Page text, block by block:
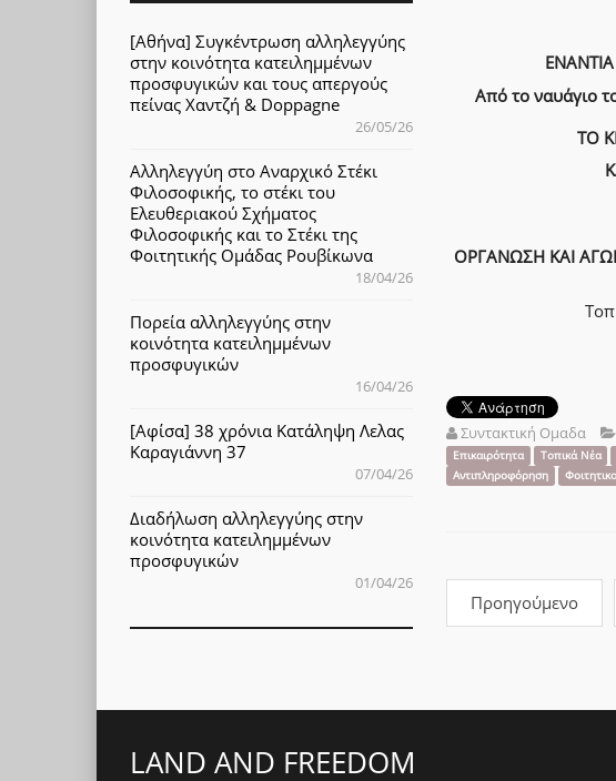
Από το ναυάγιο
ΤΟ
ΟΡΓΑΝΩΣΗ ΚΑΙ
Συντακτική Ομαδα
Επικαιρότητα Τοπικά Νέα
Αντιπληροφόρηση
Προηγούμενο
[Αθήνα] Συγκέντρωση αλληλεγγύης
στην κοινότητα κατειλημμένων
προσφυγικών και τους απεργούς
πείνας Χαντζή & Doppagne
26/05/26
Αλληλεγγύη στο Αναρχικό Στέκι
Φιλοσοφικής, το στέκι του
Ελευθεριακού Σχήματος
Φιλοσοφικής και το Στέκι της
Φοιτητικής Ομάδας Ρουβίκωνα
18/04/26
Πορεία αλληλεγγύης στην
κοινότητα κατειλημμένων
προσφυγικών
16/04/26
[Αφίσα] 38 χρόνια Κατάληψη Λελας
Καραγιάννη 37
07/04/26
Διαδήλωση αλληλεγγύης στην
κοινότητα κατειλημμένων
προσφυγικών
01/04/26
LAND AND FREEDOM